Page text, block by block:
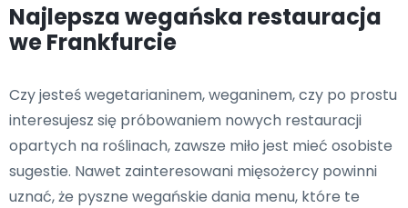
Najlepsza wegańska restauracja
we Frankfurcie
Czy jesteś wegetarianinem, weganinem, czy po prostu
interesujesz się próbowaniem nowych restauracji
opartych na roślinach, zawsze miło jest mieć osobiste
sugestie. Nawet zainteresowani mięsożercy powinni
uznać, że pyszne wegańskie dania menu, które te